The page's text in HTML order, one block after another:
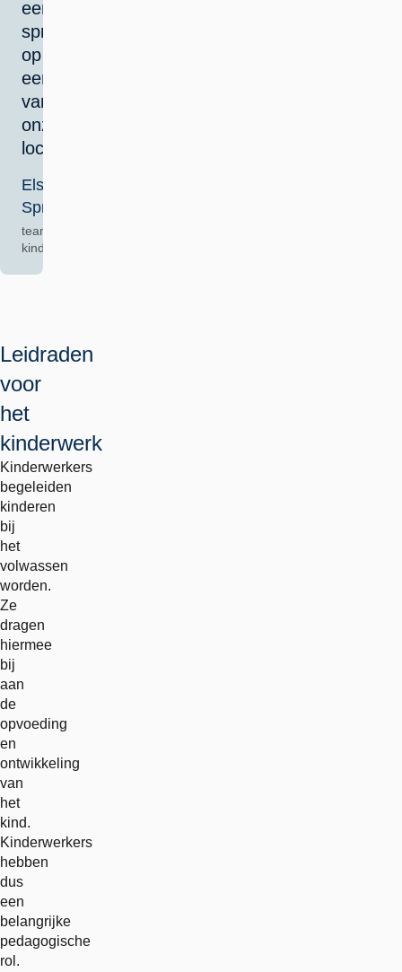
een
spreekuur
op
een
van
onze
locaties.
Els
Spraakman
teamleider
kinderwerk
Leidraden
voor
het
kinderwerk
Kinderwerkers
begeleiden
kinderen
bij
het
volwassen
worden.
Ze
dragen
hiermee
bij
aan
de
opvoeding
en
ontwikkeling
van
het
kind.
Kinderwerkers
hebben
dus
een
belangrijke
pedagogische
rol.